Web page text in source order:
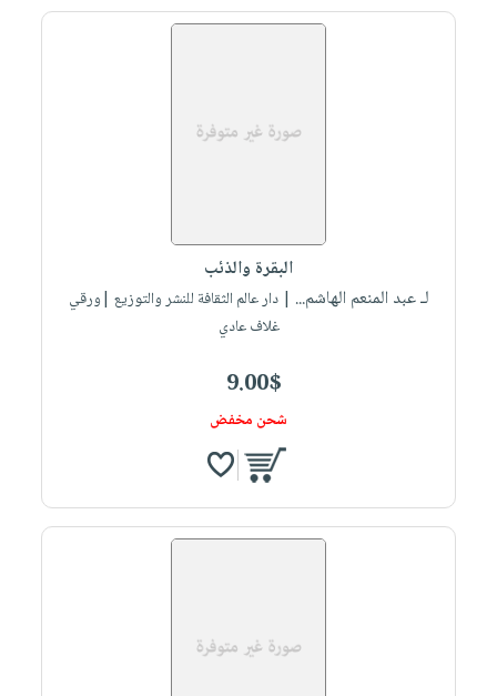
البقرة والذئب
لـ عبد المنعم الهاشم... | دار عالم الثقافة للنشر والتوزيع |ورقي
غلاف عادي
9.00$
شحن مخفض